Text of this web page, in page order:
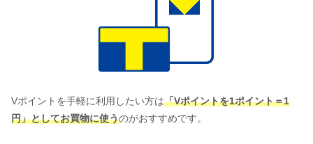
Vポイントを手軽に利用したい方は「Vポイントを1ポイント＝1
円」としてお買物に使うのがおすすめです。